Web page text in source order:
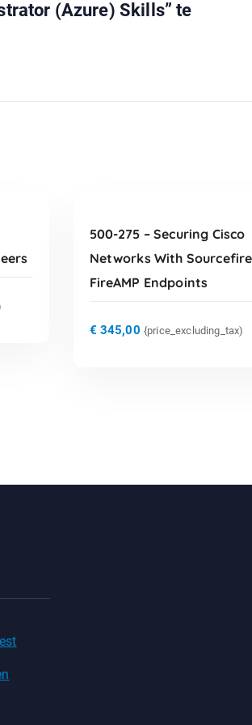
(Azure) Skills” te
500-275 – Securing Cisco
Networks With Sourcefire
FireAMP Endpoints
€ 345,00 {price_excluding_tax)